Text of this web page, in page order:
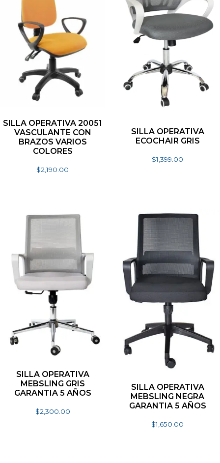
SILLA OPERATIVA 20051
VASCULANTE CON
BRAZOS VARIOS
COLORES
$2,190.00
SILLA OPERATIVA
ECOCHAIR GRIS
$1,399.00
SILLA OPERATIVA
MEBSLING GRIS
GARANTIA 5 AÑOS
$2,300.00
SILLA OPERATIVA
MEBSLING NEGRA
GARANTIA 5 AÑOS
$1,650.00